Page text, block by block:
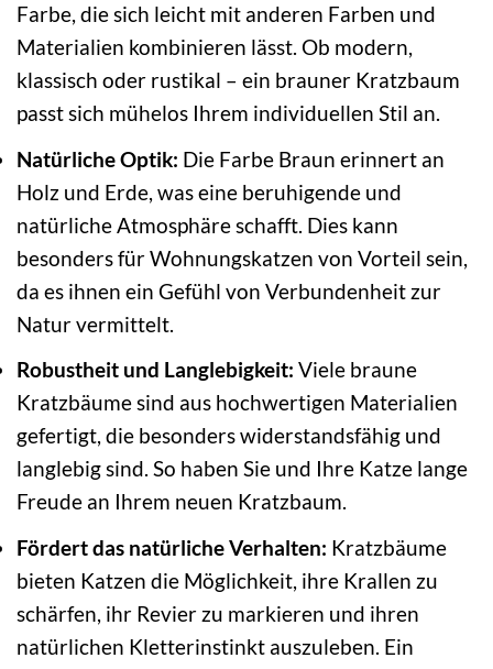
Farbe, die sich leicht mit anderen Farben und
Materialien kombinieren lässt. Ob modern,
klassisch oder rustikal – ein brauner Kratzbaum
passt sich mühelos Ihrem individuellen Stil an.
Natürliche Optik: Die Farbe Braun erinnert an
Holz und Erde, was eine beruhigende und
natürliche Atmosphäre schafft. Dies kann
besonders für Wohnungskatzen von Vorteil sein,
da es ihnen ein Gefühl von Verbundenheit zur
Natur vermittelt.
Robustheit und Langlebigkeit: Viele braune
Kratzbäume sind aus hochwertigen Materialien
gefertigt, die besonders widerstandsfähig und
langlebig sind. So haben Sie und Ihre Katze lange
Freude an Ihrem neuen Kratzbaum.
Fördert das natürliche Verhalten: Kratzbäume
bieten Katzen die Möglichkeit, ihre Krallen zu
schärfen, ihr Revier zu markieren und ihren
natürlichen Kletterinstinkt auszuleben. Ein